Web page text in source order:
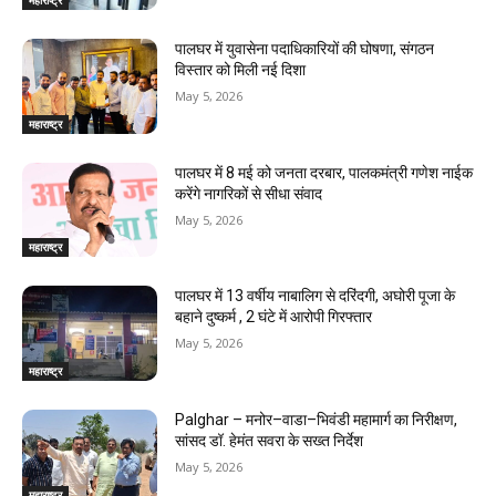
महाराष्ट्र
पालघर में युवासेना पदाधिकारियों की घोषणा, संगठन
विस्तार को मिली नई दिशा
May 5, 2026
महाराष्ट्र
पालघर में 8 मई को जनता दरबार, पालकमंत्री गणेश नाईक
करेंगे नागरिकों से सीधा संवाद
May 5, 2026
महाराष्ट्र
पालघर में 13 वर्षीय नाबालिग से दरिंदगी, अघोरी पूजा के
बहाने दुष्कर्म , 2 घंटे में आरोपी गिरफ्तार
May 5, 2026
Palghar – मनोर–वाडा–भिवंडी महामार्ग का निरीक्षण,
सांसद डॉ. हेमंत सवरा के सख्त निर्देश
May 5, 2026